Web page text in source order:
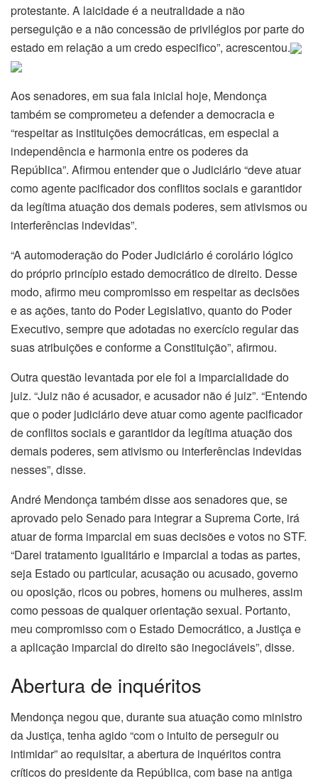
protestante. A laicidade é a neutralidade a não
perseguição e a não concessão de privilégios por parte do
estado em relação a um credo especifico”, acrescentou.
Aos senadores, em sua fala inicial hoje, Mendonça
também se comprometeu a defender a democracia e
“respeitar as instituições democráticas, em especial a
independência e harmonia entre os poderes da
República”. Afirmou entender que o Judiciário “deve atuar
como agente pacificador dos conflitos sociais e garantidor
da legítima atuação dos demais poderes, sem ativismos ou
interferências indevidas”.
“A automoderação do Poder Judiciário é corolário lógico
do próprio princípio estado democrático de direito. Desse
modo, afirmo meu compromisso em respeitar as decisões
e as ações, tanto do Poder Legislativo, quanto do Poder
Executivo, sempre que adotadas no exercício regular das
suas atribuições e conforme a Constituição”, afirmou.
Outra questão levantada por ele foi a imparcialidade do
juiz. “Juiz não é acusador, e acusador não é juiz”. “Entendo
que o poder judiciário deve atuar como agente pacificador
de conflitos sociais e garantidor da legítima atuação dos
demais poderes, sem ativismo ou interferências indevidas
nesses”, disse.
André Mendonça também disse aos senadores que, se
aprovado pelo Senado para integrar a Suprema Corte, irá
atuar de forma imparcial em suas decisões e votos no STF.
“Darei tratamento igualitário e imparcial a todas as partes,
seja Estado ou particular, acusação ou acusado, governo
ou oposição, ricos ou pobres, homens ou mulheres, assim
como pessoas de qualquer orientação sexual. Portanto,
meu compromisso com o Estado Democrático, a Justiça e
a aplicação imparcial do direito são inegociáveis”, disse.
Abertura de inquéritos
Mendonça negou que, durante sua atuação como ministro
da Justiça, tenha agido “com o intuito de perseguir ou
intimidar” ao requisitar, a abertura de inquéritos contra
críticos do presidente da República, com base na antiga